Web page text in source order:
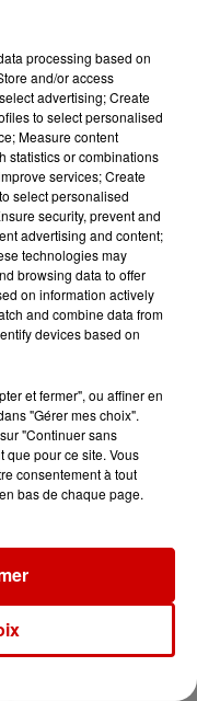
vos entrées
de nos
- Gagnez
famille au cœur
: inscrivez-
processing based on
and/or access
advertising; Create
to select personalised
Measure content
statistics or combinations
services; Create
select personalised
security, prevent and
advertising and content;
technologies may
browsing data to offer
on information actively
and combine data from
devices based on
et fermer", ou affiner en
"Gérer mes choix".
"Continuer sans
que pour ce site. Vous
consentement à tout
bas de chaque page.